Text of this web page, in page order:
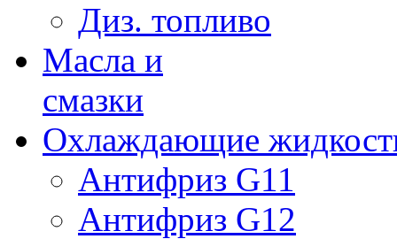
Диз. топливо
Масла и
смазки
Охлаждающие
Антифриз G11
Антифриз G12